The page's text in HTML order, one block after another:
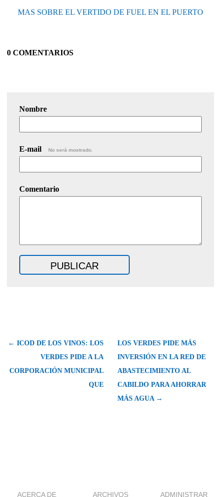
MAS SOBRE EL VERTIDO DE FUEL EN EL PUERTO
0 COMENTARIOS
Nombre
E-mail No será mostrado.
Comentario
← ICOD DE LOS VINOS: LOS
VERDES PIDE A LA
CORPORACIÓN MUNICIPAL
QUE
LOS VERDES PIDE MÁS
INVERSIÓN EN LA RED DE
ABASTECIMIENTO AL
CABILDO PARA AHORRAR
MÁS AGUA →
ACERCA DE ARCHIVOS ADMINISTRAR